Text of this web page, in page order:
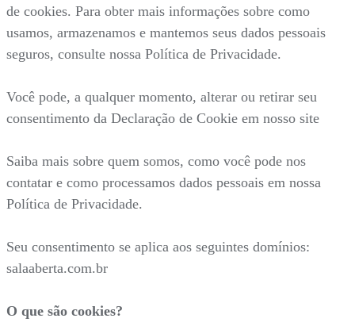
de cookies. Para obter mais informações sobre como
usamos, armazenamos e mantemos seus dados pessoais
seguros, consulte nossa Política de Privacidade.
Você pode, a qualquer momento, alterar ou retirar seu
consentimento da Declaração de Cookie em nosso site
Saiba mais sobre quem somos, como você pode nos
contatar e como processamos dados pessoais em nossa
Política de Privacidade.
Seu consentimento se aplica aos seguintes domínios:
salaaberta.com.br
O que são cookies?